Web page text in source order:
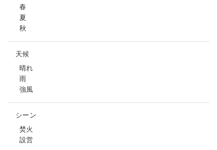
春
夏
秋
天候
晴れ
雨
強風
シーン
焚火
設営